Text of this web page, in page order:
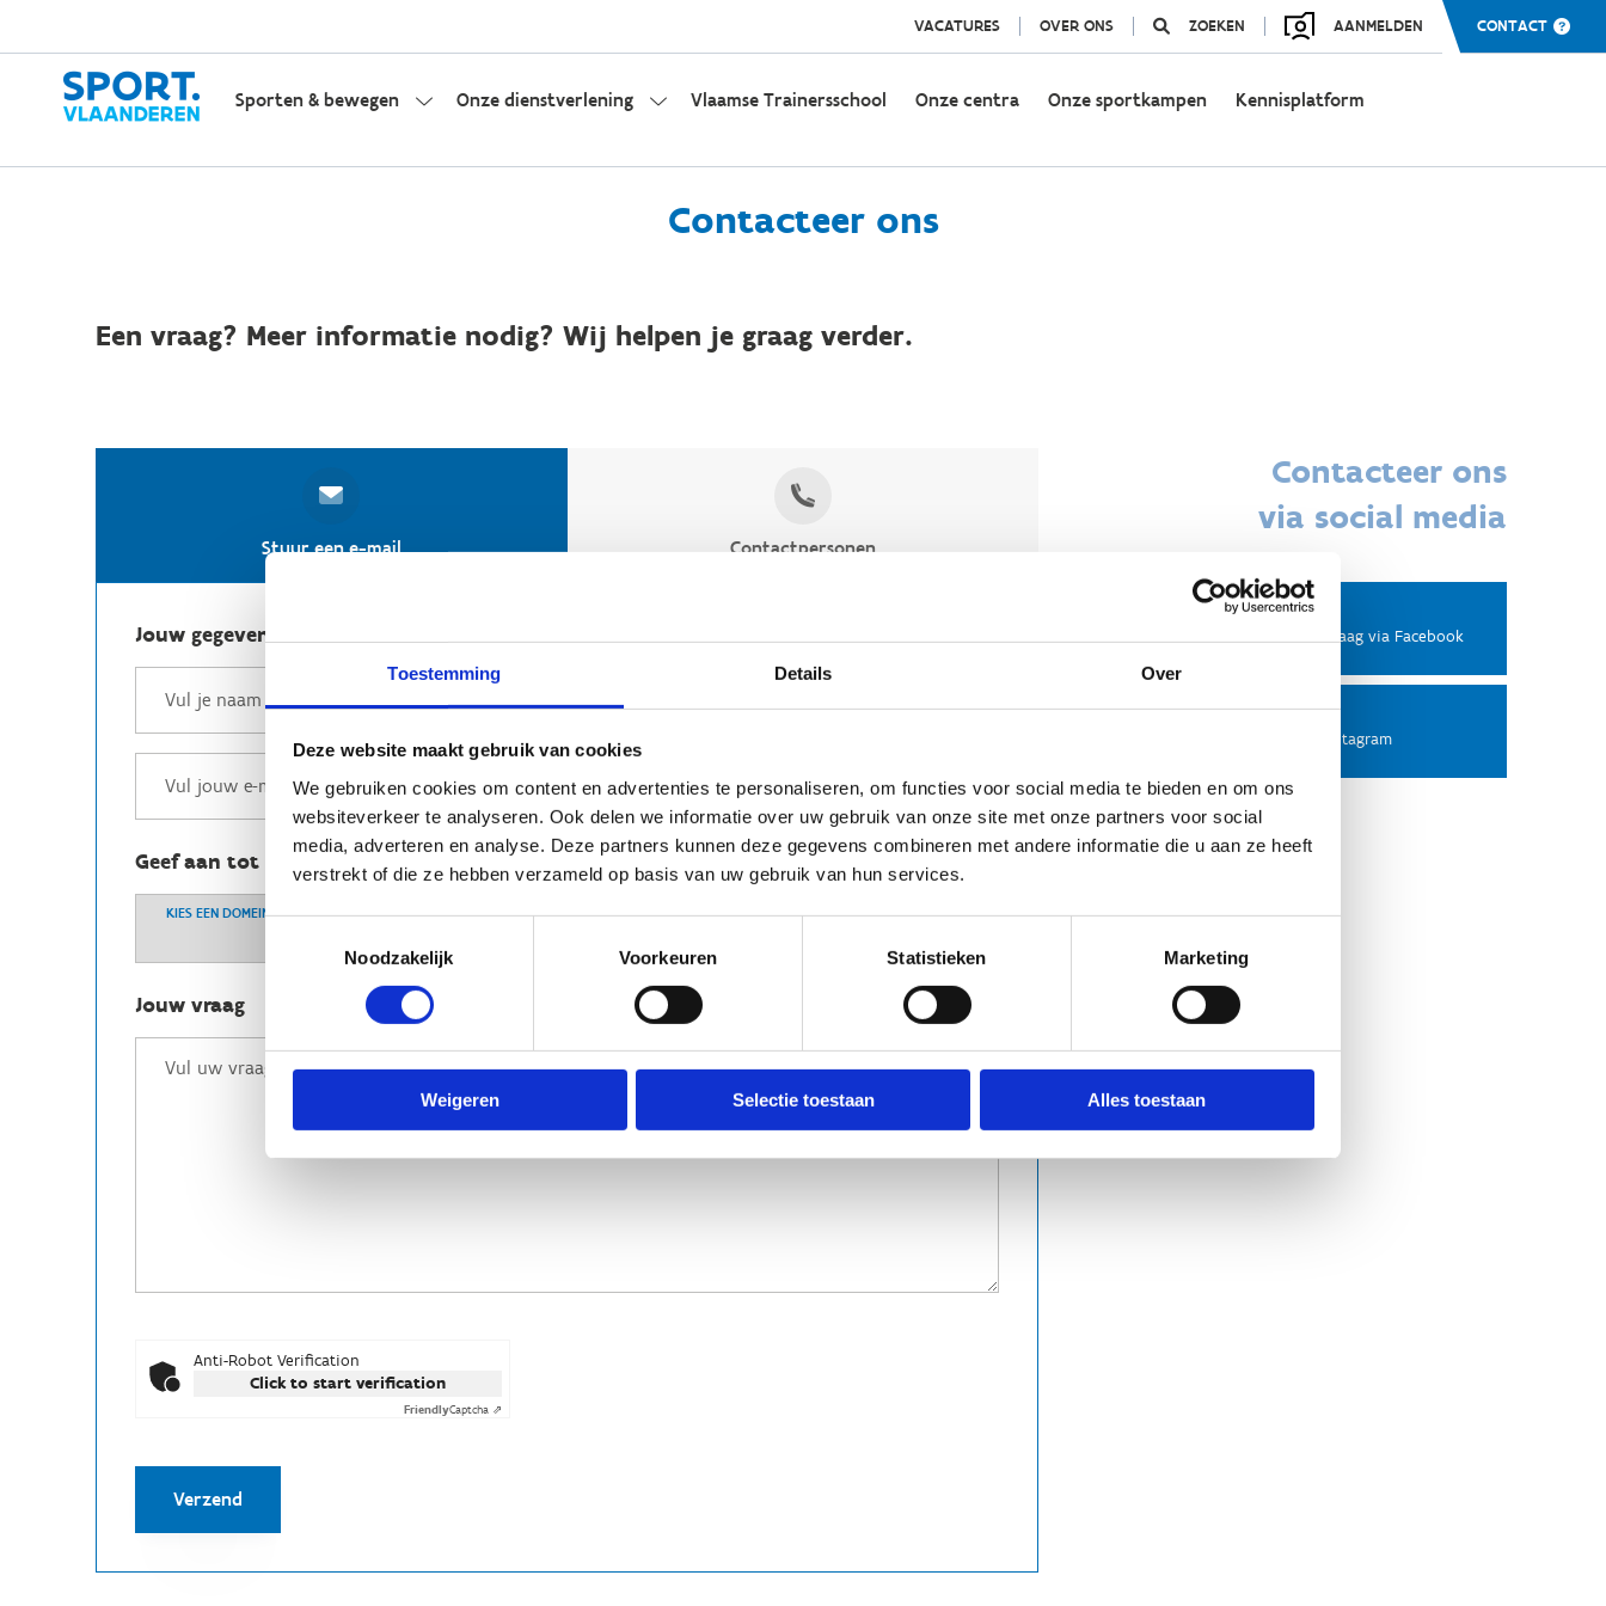
Toestemming Details Over
Deze website maakt gebruik van cookies
We gebruiken cookies om content en advertenties te personaliseren, om functies voor social media te bieden en om ons
websiteverkeer te analyseren. Ook delen we informatie over uw gebruik van onze site met onze partners voor social
media, adverteren en analyse. Deze partners kunnen deze gegevens combineren met andere informatie die u aan ze heeft
verstrekt of die ze hebben verzameld op basis van uw gebruik van hun services.
Noodzakelijk
Voorkeuren Statistieken Marketing
Weigeren Selectie toestaan Alles toestaan
VACATURES OVER ONS ZOEKEN AANMELDEN CONTACT
Sporten & bewegen Onze dienstverlening Vlaamse Trainersschool Onze centra Onze sportkampen Kennisplatform
Contacteer ons
Een vraag? Meer informatie nodig? Wij helpen je graag verder.
Stuur een e-mail Contactpersonen
Jouw gegevens
Geef aan tot welk domein jouw vraag behoort
KIES EEN DOMEIN
Jouw vraag
Anti-Robot Verification
Click to start verification
FriendlyCaptcha ⇗
Verzend
Contacteer ons
via social media
Facebook
Stel ons een vraag via Facebook
Instagram
Volg ons op Instagram